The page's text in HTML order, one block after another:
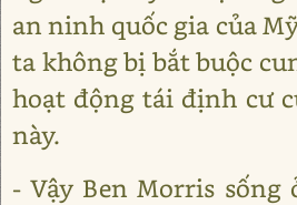
an ninh quốc gia của
ta không bị bắt buộc
hoạt động tái định cư
này.
- Vậy Ben Morris sống